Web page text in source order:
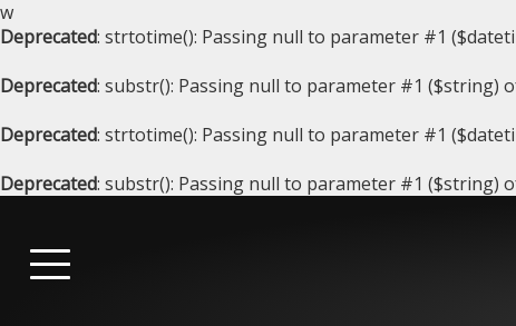
w
Deprecated: strtotime(): Passing null to parameter #1
Deprecated: substr(): Passing null to parameter #1 ($string)
Deprecated: strtotime(): Passing null to parameter #1
Deprecated: substr(): Passing null to parameter #1 ($string)